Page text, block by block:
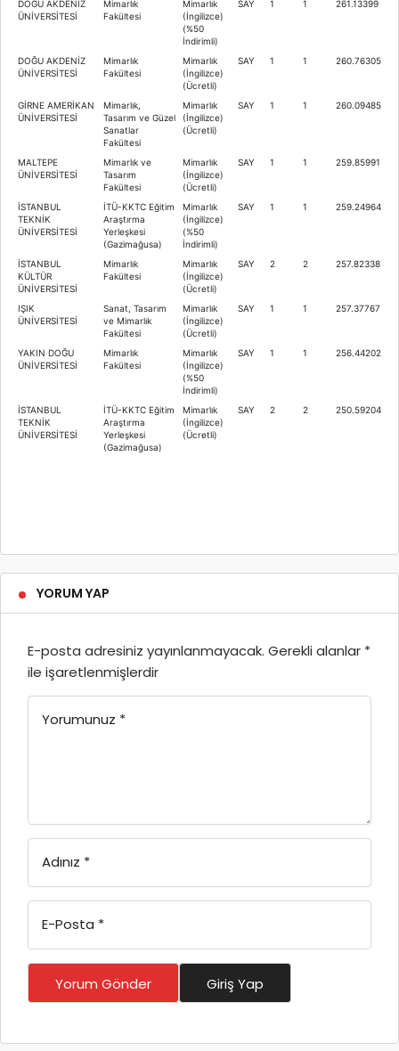
DOĞU AKDENİZ
ÜNİVERSİTESİ
Mimarlık
Fakültesi
Mimarlık
(İngilizce)
(%50
İndirimli)
SAY 1 1 261.13399
DOĞU AKDENİZ
ÜNİVERSİTESİ
Mimarlık
Fakültesi
Mimarlık
(İngilizce)
(Ücretli)
SAY 1 1 260.76305
GİRNE AMERİKAN
ÜNİVERSİTESİ
Mimarlık,
Tasarım ve Güzel
Sanatlar
Fakültesi
Mimarlık
(İngilizce)
(Ücretli)
SAY 1 1 260.09485
MALTEPE
ÜNİVERSİTESİ
Mimarlık ve
Tasarım
Fakültesi
Mimarlık
(İngilizce)
(Ücretli)
SAY 1 1 259.85991
İSTANBUL
TEKNİK
ÜNİVERSİTESİ
İTÜ-KKTC Eğitim
Araştırma
Yerleşkesi
(Gazimağusa)
Mimarlık
(İngilizce)
(%50
İndirimli)
SAY 1 1 259.24964
İSTANBUL
KÜLTÜR
ÜNİVERSİTESİ
Mimarlık
Fakültesi
Mimarlık
(İngilizce)
(Ücretli)
SAY 2 2 257.82338
IŞIK
ÜNİVERSİTESİ
Sanat, Tasarım
ve Mimarlık
Fakültesi
Mimarlık
(İngilizce)
(Ücretli)
SAY 1 1 257.37767
YAKIN DOĞU
ÜNİVERSİTESİ
Mimarlık
Fakültesi
Mimarlık
(İngilizce)
(%50
İndirimli)
SAY 1 1 256.44202
İSTANBUL
TEKNİK
ÜNİVERSİTESİ
İTÜ-KKTC Eğitim
Araştırma
Yerleşkesi
(Gazimağusa)
Mimarlık
(İngilizce)
(Ücretli)
SAY 2 2 250.59204
YORUM YAP
E-posta adresiniz yayınlanmayacak. Gerekli alanlar *
ile işaretlenmişlerdir
Yorumunuz *
Adınız *
E-Posta *
Yorum Gönder Giriş Yap